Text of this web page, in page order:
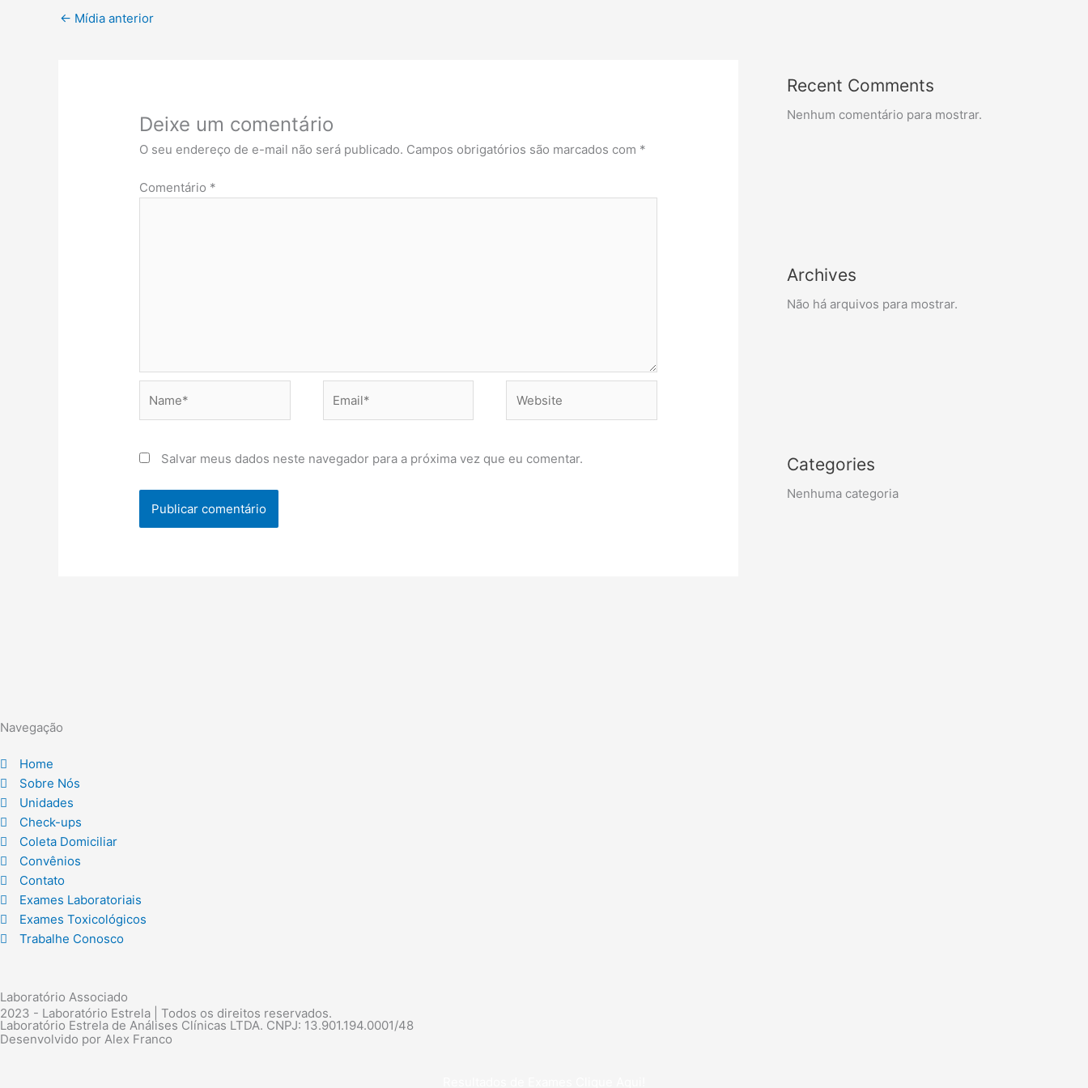
← Mídia anterior
Deixe um comentário
O seu endereço de e-mail não será publicado. Campos obrigatórios são marcados com *
Comentário *
Salvar meus dados neste navegador para a próxima vez que eu comentar.
Recent Comments
Nenhum comentário para mostrar.
Archives
Não há arquivos para mostrar.
Categories
Nenhuma categoria
Navegação
Home
Sobre Nós
Unidades
Check-ups
Coleta Domiciliar
Convênios
Contato
Exames Laboratoriais
Exames Toxicológicos
Trabalhe Conosco
Laboratório Associado
2023 - Laboratório Estrela | Todos os direitos reservados.
Laboratório Estrela de Análises Clínicas LTDA. CNPJ: 13.901.194.0001/48
Desenvolvido por Alex Franco